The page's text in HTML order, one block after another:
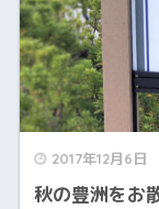
2017年12月6日
秋の豊洲をお